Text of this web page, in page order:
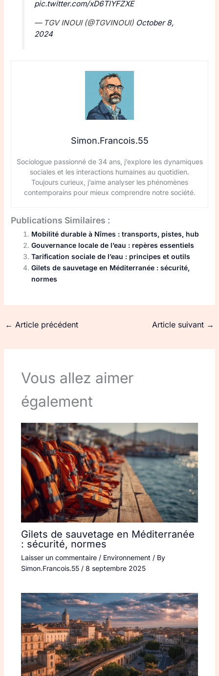
pic.twitter.com/xD6TlYFZXE
— TGV INOUI (@TGVINOUI) October 8,
2024
Simon.Francois.55
Sociologue passionné de 34 ans, j’explore les dynamiques
sociales et les interactions humaines au quotidien.
Toujours curieux, j’aime analyser les phénomènes
contemporains pour mieux comprendre notre société.
Publications Similaires :
Mobilité durable à Nîmes : transports, pistes, hub
Gouvernance locale de l’eau : repères essentiels
Tarification sociale de l’eau : principes et outils
Gilets de sauvetage en Méditerranée : sécurité,
normes
← Article précédent Article suivant →
Vous allez aimer
également
Gilets de sauvetage en Méditerranée
: sécurité, normes
Laisser un commentaire / Environnement / By
Simon.Francois.55 / 8 septembre 2025